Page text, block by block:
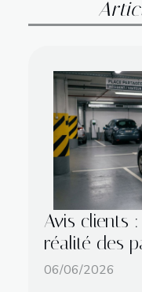
Avis clients
réalité des
06/06/2026